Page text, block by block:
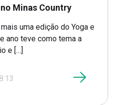
Minas Country
uma edição do Yoga e
ano teve como tema a
e […]